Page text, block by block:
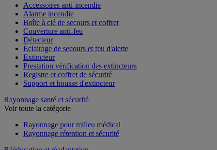
Accessoires anti-incendie
Alarme incendie
Boîte à clé de secours et coffret
Couverture anti-feu
Détecteur
Éclairage de secours et feu d'alerte
Extincteur
Prestation vérification des extincteurs
Registre et coffret de sécurité
Support et housse d'extincteur
Rayonnage santé et sécurité
Voir toute la catégorie
Rayonnage pour milieu médical
Rayonnage rétention et sécurité